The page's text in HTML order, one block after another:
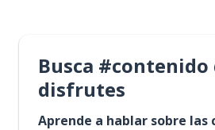
Busca #contenido
disfrutes
Aprende a hablar sobre las